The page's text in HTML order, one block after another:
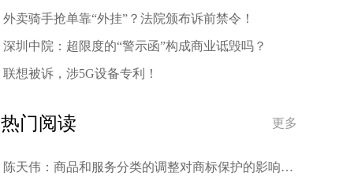
重要验证
外卖骑手抢单靠“外挂”？法院颁布诉前禁令！
深圳中院：超限度的“警示函”构成商业诋毁吗？
联想被诉，涉5G设备专利！
热门阅读 更多
陈天伟：商品和服务分类的调整对商标保护的影响研